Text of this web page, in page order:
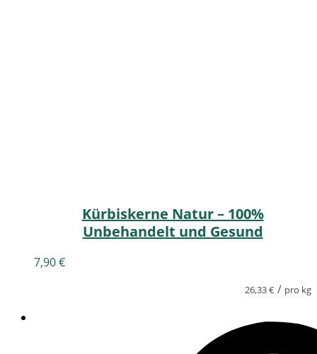
Kürbiskerne Natur – 100%
Unbehandelt und Gesund
7,90€
26,33€ / pro kg